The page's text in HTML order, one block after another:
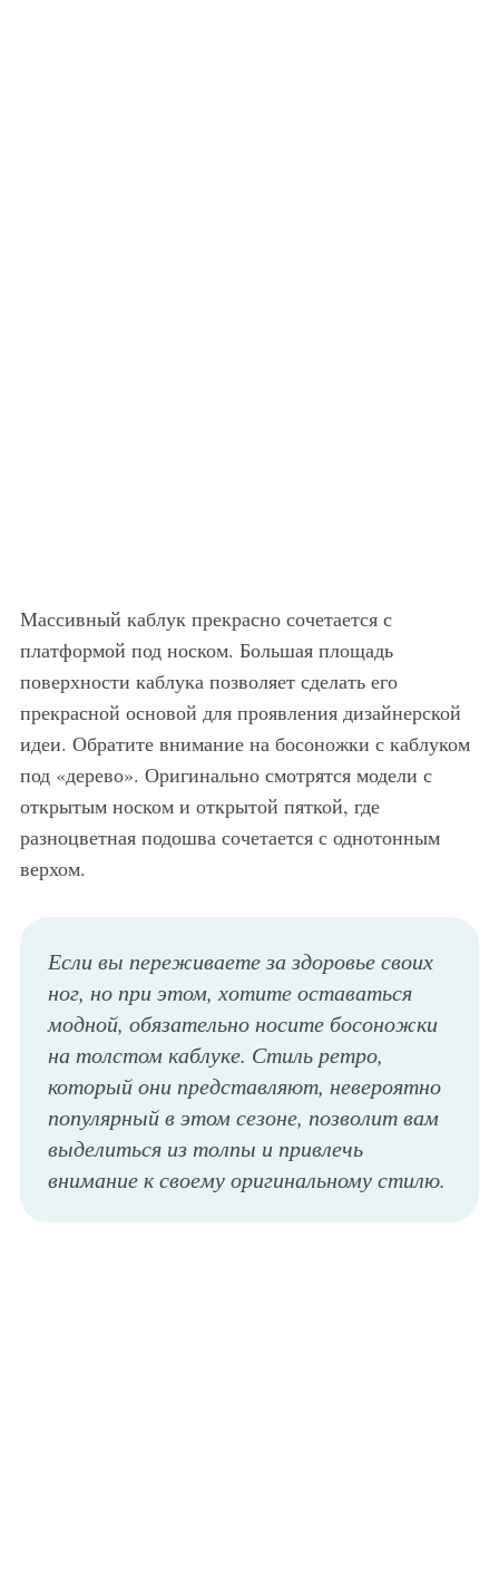
Массивный каблук прекрасно сочетается с
платформой под носком. Большая площадь
поверхности каблука позволяет сделать его
прекрасной основой для проявления дизайнерской
идеи. Обратите внимание на босоножки с каблуком
под «дерево». Оригинально смотрятся модели с
открытым носком и открытой пяткой, где
разноцветная подошва сочетается с однотонным
верхом.
Если вы переживаете за здоровье своих
ног, но при этом, хотите оставаться
модной, обязательно носите босоножки
на толстом каблуке. Стиль ретро,
который они представляют, невероятно
популярный в этом сезоне, позволит вам
выделиться из толпы и привлечь
внимание к своему оригинальному стилю.